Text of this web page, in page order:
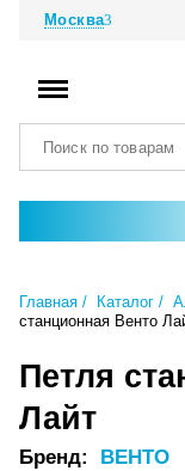
Москва
Главная Каталог
станционная Венто
Петля
Лайт
Бренд: ВЕНТО